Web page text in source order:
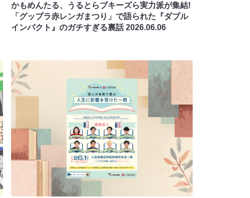
かもめんたる、うるとらブキーズら実力派が集結!
「グップラ赤レンガまつり」で語られた『ダブル
インパクト』のガチすぎる裏話2026.06.06